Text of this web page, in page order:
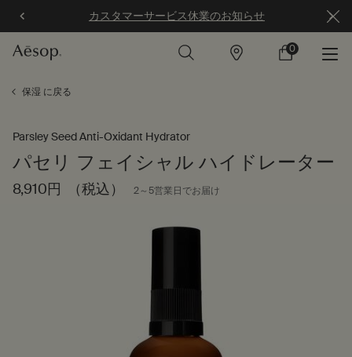
カスタマーサービス休業のお知らせ
店
カ
0
0 カート内の製
保湿 に戻る
Parsley Seed Anti-Oxidant Hydrator
パセリ フェイシャル ハイドレーター
8,910円 （税込） 2～5営業日でお届け